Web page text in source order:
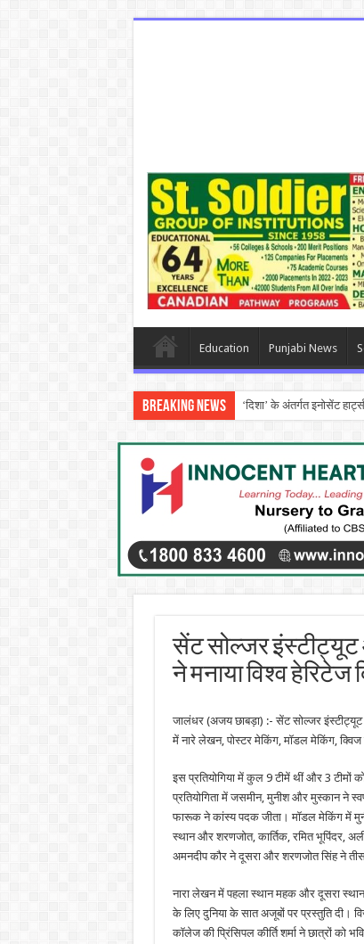
Education Punjabi News
Breaking News ‘दिशा’ के अंतर्गत इनोसेंट
सेंट सोल्जर
ने मनाया विश्व हेरिटेज
जालंधर (अजय छाबड़ा) :- सेंट सोल्जर
में नारे लेखन, पोस्टर मेकिंग, मॉडल मेकिंग, क्विज
इस प्रतियोगिया में कुल 9 टीमें थीं और 3 टीमों
प्रतियोगिता में जसमीन, मुनीश और मुस्कान ने
फारूक ने कांस्य पदक जीता। मॉडल मेकिंग में
स्थान और शरणजोत, कार्तिक, रमित भूपिंदर,
अमनदीप कौर ने दूसरा और शरणजोत सिंह ने
नारा लेखन में पहला स्थान महक और दूसरा स्थान
के लिए दुनिया के सात अजूबों पर प्रस्तुति दी।
कॉलेज की प्रिंसिपल कीर्ति शर्मा ने छात्रों